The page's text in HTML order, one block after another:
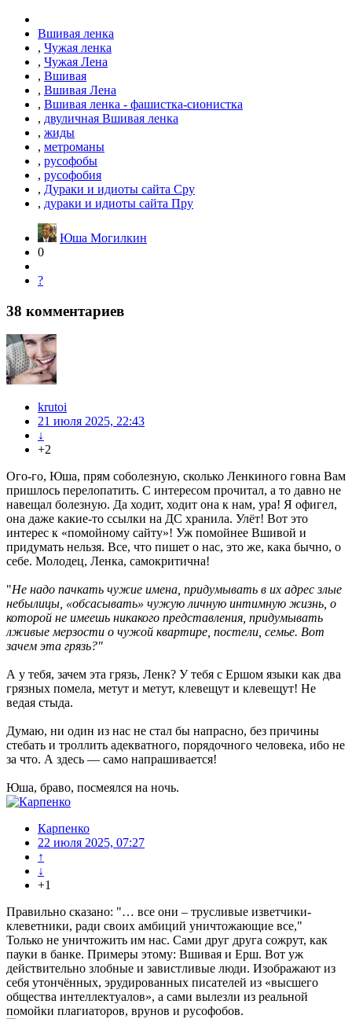
Вшивая ленка
, Чужая ленка
, Чужая Лена
, Вшивая
, Вшивая Лена
, Вшивая ленка - фашистка-сионистка
, двуличная Вшивая ленка
, жиды
, метроманы
, русофобы
, русофобия
, Дураки и идиоты сайта Сру
, дураки и идиоты сайта Пру
Юша Могилкин
0
?
38 комментариев
krutoi
21 июля 2025, 22:43
↓
+2
Ого-го, Юша, прям соболезную, сколько Ленкиного говна Вам
пришлось перелопатить. С интересом прочитал, а то давно не
навещал болезную. Да ходит, ходит она к нам, ура! Я офигел,
она даже какие-то ссылки на ДС хранила. Улёт! Вот это
интерес к «помойному сайту»! Уж помойнее Вшивой и
придумать нельзя. Все, что пишет о нас, это же, кака бычно, о
себе. Молодец, Ленка, самокритична!
"Не надо пачкать чужие имена, придумывать в их адрес злые
небылицы, «обсасывать» чужую личную интимную жизнь, о
которой не имеешь никакого представления, придумывать
лживые мерзости о чужой квартире, постели, семье. Вот
зачем эта грязь?"
А у тебя, зачем эта грязь, Ленк? У тебя с Ершом языки как два
грязных помела, метут и метут, клевещут и клевещут! Не
ведая стыда.
Думаю, ни один из нас не стал бы напрасно, без причины
стебать и троллить адекватного, порядочного человека, ибо не
за что. А здесь — само напрашивается!
Юша, браво, посмеялся на ночь.
Карпенко
22 июля 2025, 07:27
↑
↓
+1
Правильно сказано: "… все они – трусливые изветчики-
клеветники, ради своих амбиций уничтожающие все,"
Только не уничтожить им нас. Сами друг друга сожрут, как
пауки в банке. Примеры этому: Вшивая и Ерш. Вот уж
действительно злобные и завистливые люди. Изображают из
себя утончённых, эрудированных писателей из «высшего
общества интеллектуалов», а сами вылезли из реальной
помойки плагиаторов, врунов и русофобов.